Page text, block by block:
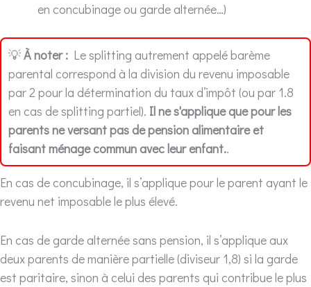
en concubinage ou garde alternée…)
💡À noter : Le splitting autrement appelé barème
parental correspond à la division du revenu imposable
par 2 pour la détermination du taux d’impôt (ou par 1.8
en cas de splitting partiel). Il ne s'applique que pour les
parents ne versant pas de pension alimentaire et
faisant ménage commun avec leur enfant..
En cas de concubinage, il s’applique pour le parent ayant le
revenu net imposable le plus élevé.
En cas de garde alternée sans pension, il s’applique aux
deux parents de manière partielle (diviseur 1,8) si la garde
est paritaire, sinon à celui des parents qui contribue le plus